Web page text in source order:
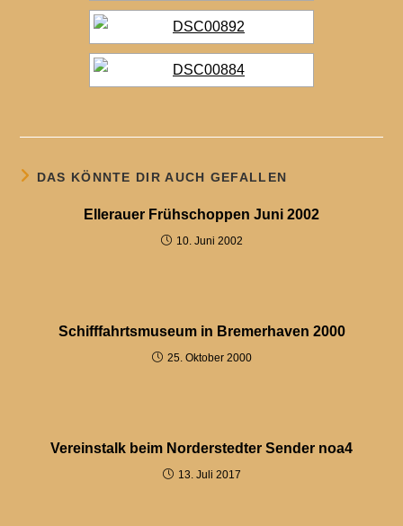
DAS KÖNNTE DIR AUCH GEFALLEN
Ellerauer Frühschoppen Juni 2002
10. Juni 2002
Schifffahrtsmuseum in Bremerhaven 2000
25. Oktober 2000
Vereinstalk beim Norderstedter Sender noa4
13. Juli 2017